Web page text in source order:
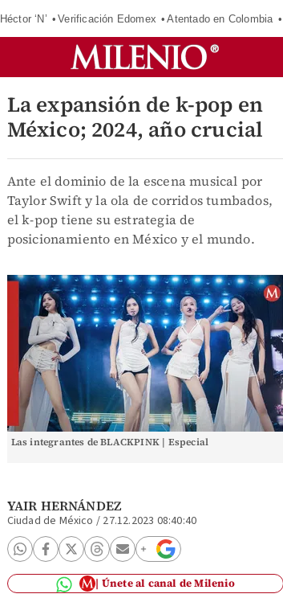
Héctor ‘N’ Verificación Edomex Atentado en Colombia
La expansión de k-pop en
México; 2024, año crucial
Ante el dominio de la escena musical por
Taylor Swift y la ola de corridos tumbados,
el k-pop tiene su estrategia de
posicionamiento en México y el mundo.
Las integrantes de BLACKPINK | Especial
YAIR HERNÁNDEZ
Ciudad de México / 27.12.2023 08:40:40
Únete al canal de Milenio